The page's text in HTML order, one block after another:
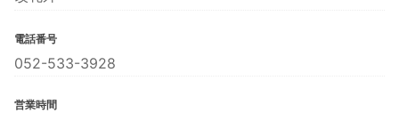
電話番号
052-533-3928
営業時間